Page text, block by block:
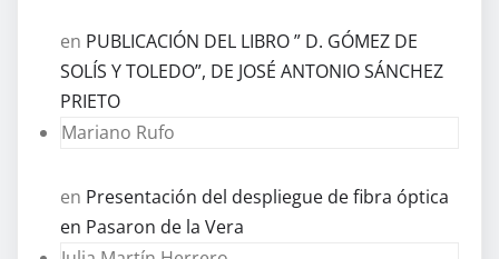
en PUBLICACIÓN DEL LIBRO ” D. GÓMEZ DE
SOLÍS Y TOLEDO”, DE JOSÉ ANTONIO SÁNCHEZ
PRIETO
Mariano Rufo
en Presentación del despliegue de fibra óptica
en Pasaron de la Vera